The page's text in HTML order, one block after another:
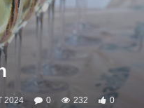
2024 0 232 0